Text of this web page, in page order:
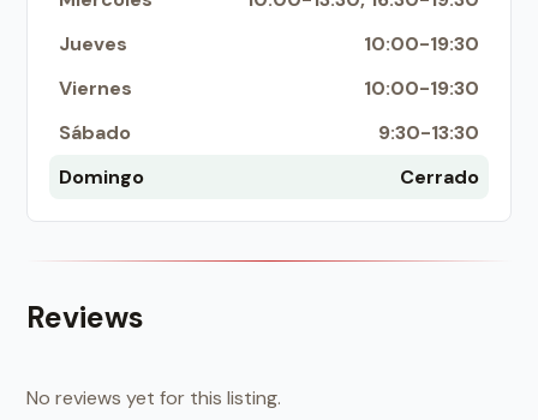
Jueves
10:00-19:30
Viernes
10:00-19:30
Sábado
9:30-13:30
Domingo
Cerrado
Reviews
No reviews yet for this listing.